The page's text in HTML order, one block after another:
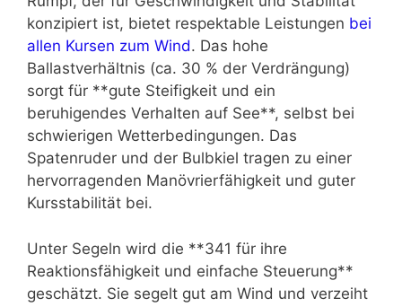
konzipiert ist, bietet respektable Leistungen bei
allen Kursen zum Wind. Das hohe
Ballastverhältnis (ca. 30 % der Verdrängung)
sorgt für **gute Steifigkeit und ein
beruhigendes Verhalten auf See**, selbst bei
schwierigen Wetterbedingungen. Das
Spatenruder und der Bulbkiel tragen zu einer
hervorragenden Manövrierfähigkeit und guter
Kursstabilität bei.
Unter Segeln wird die **341 für ihre
Reaktionsfähigkeit und einfache Steuerung**
geschätzt. Sie segelt gut am Wind und verzeiht